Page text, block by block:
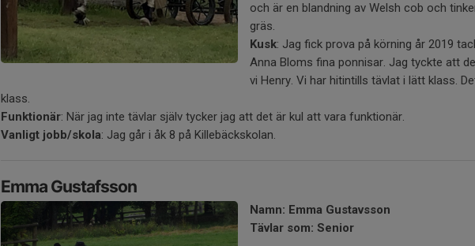
och är en blandning av Welsh cob och
gräs.
Kusk: Jag fick prova på körning år 2019
Anna Bloms fina ponnisar. Jag tyckte att
vi Henry. Vi har hitintills tävlat i lätt klass.
klass.
Funktionär: När jag inte tävlar själv tycker jag att det är kul att vara funktionär.
Vanligt jobb/skola: Jag går i åk 8 på Killebäckskolan.
Emma Gustafsson
Namn: Emma Gustavsson
Tävlar som: Senior